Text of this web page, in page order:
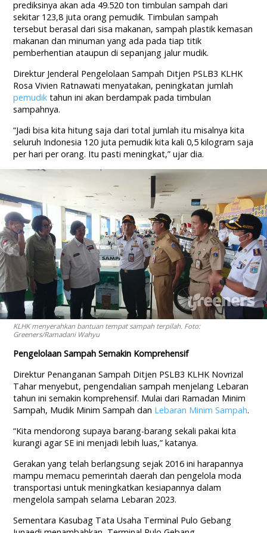
prediksinya akan ada 49.520 ton timbulan sampah dari
sekitar 123,8 juta orang pemudik. Timbulan sampah
tersebut berasal dari sisa makanan, sampah plastik kemasan
makanan dan minuman yang ada pada tiap titik
pemberhentian ataupun di sepanjang jalur mudik.
Direktur Jenderal Pengelolaan Sampah Ditjen PSLB3 KLHK
Rosa Vivien Ratnawati menyatakan, peningkatan jumlah
pemudik tahun ini akan berdampak pada timbulan
sampahnya.
“Jadi bisa kita hitung saja dari total jumlah itu misalnya kita
seluruh Indonesia 120 juta pemudik kita kali 0,5 kilogram saja
per hari per orang. Itu pasti meningkat,” ujar dia.
KLHK menyerahkan bantuan tempat sampah terpilah. Foto:
Greeners/Ramadani Wahyu
Pengelolaan Sampah Semakin Komprehensif
Direktur Penanganan Sampah Ditjen PSLB3 KLHK Novrizal
Tahar menyebut, pengendalian sampah menjelang Lebaran
tahun ini semakin komprehensif. Mulai dari Ramadan Minim
Sampah, Mudik Minim Sampah dan Lebaran Minim Sampah.
“Kita mendorong supaya barang-barang sekali pakai kita
kurangi agar SE ini menjadi lebih luas,” katanya.
Gerakan yang telah berlangsung sejak 2016 ini harapannya
mampu memacu pemerintah daerah dan pengelola moda
transportasi untuk meningkatkan kesiapannya dalam
mengelola sampah selama Lebaran 2023.
Sementara Kasubag Tata Usaha Terminal Pulo Gebang